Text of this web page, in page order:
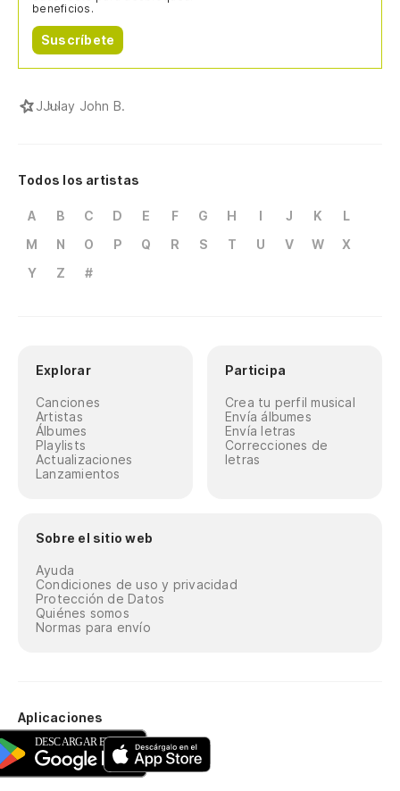
beneficios.
Suscríbete
JJulay John B.
Todos los artistas
A B C D E F G H I J K
L
M
N O P Q R S T U V W
X
Y
Z #
Explorar
Canciones
Artistas
Álbumes
Playlists
Actualizaciones
Lanzamientos
Participa
Crea tu perfil musical
Envía álbumes
Envía letras
Correcciones de
letras
Sobre el sitio web
Ayuda
Condiciones de uso y privacidad
Protección de Datos
Quiénes somos
Normas para envío
Aplicaciones